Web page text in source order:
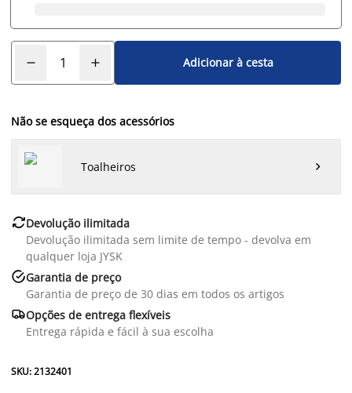
Adicionar à cesta
Não se esqueça dos acessórios
Toalheiros 
Devolução ilimitada
Devolução ilimitada sem limite de tempo - devolva em
qualquer loja JYSK
Garantia de preço
Garantia de preço de 30 dias em todos os artigos
Opções de entrega flexíveis
Entrega rápida e fácil à sua escolha
SKU: 2132401